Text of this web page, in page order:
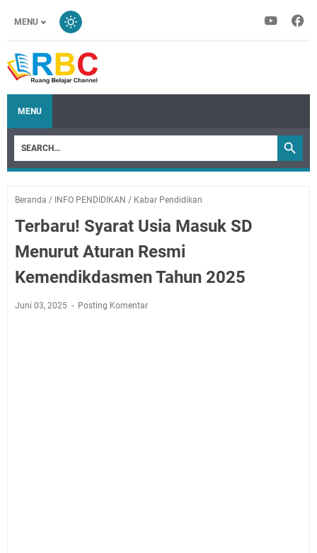
MENU
MENU
Beranda / INFO PENDIDIKAN / Kabar Pendidikan
Terbaru! Syarat Usia Masuk SD
Menurut Aturan Resmi
Kemendikdasmen Tahun 2025
Juni 03, 2025 Posting Komentar